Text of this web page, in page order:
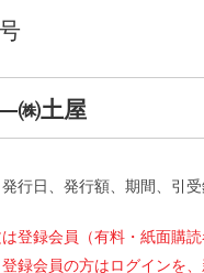
㈱土屋
行日、発行額、期間、引受
登録会員（有料・紙面購
録会員の方はログインを